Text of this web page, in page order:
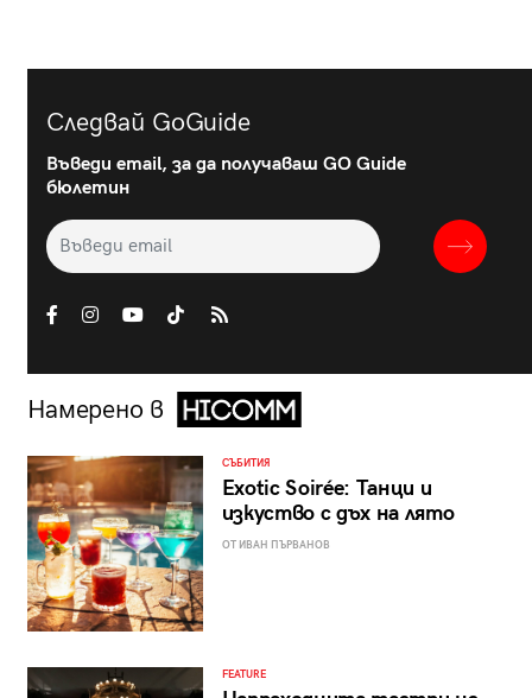
Следвай GoGuide
Въведи email, за да получаваш GO Guide
бюлетин
Намерено в
СЪБИТИЯ
Exotic Soirée: Танци и
изкуство с дъх на лято
ОТ ИВАН ПЪРВАНОВ
FEATURE